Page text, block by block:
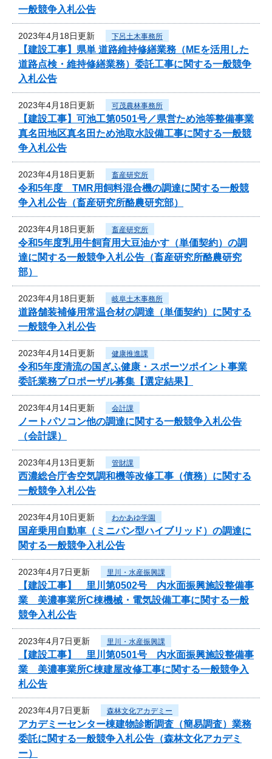
一般競争入札公告
2023年4月18日更新 下呂土木事務所
【建設工事】県単 道路維持修繕業務（MEを活用した
道路点検・維持修繕業務）委託工事に関する一般競争
入札公告
2023年4月18日更新 可茂農林事務所
【建設工事】可池工第0501号／県営ため池等整備事業
真名田地区真名田ため池取水設備工事に関する一般競
争入札公告
2023年4月18日更新 畜産研究所
令和5年度 TMR用飼料混合機の調達に関する一般競
争入札公告（畜産研究所酪農研究部）
2023年4月18日更新 畜産研究所
令和5年度乳用牛飼育用大豆油かす（単価契約）の調
達に関する一般競争入札公告（畜産研究所酪農研究
部）
2023年4月18日更新 岐阜土木事務所
道路舗装補修用常温合材の調達（単価契約）に関する
一般競争入札公告
2023年4月14日更新 健康推進課
令和5年度清流の国ぎふ健康・スポーツポイント事業
委託業務プロポーザル募集【選定結果】
2023年4月14日更新 会計課
ノートパソコン他の調達に関する一般競争入札公告
（会計課）
2023年4月13日更新 管財課
西濃総合庁舎空気調和機等改修工事（債務）に関する
一般競争入札公告
2023年4月10日更新 わかあゆ学園
国産乗用自動車（ミニバン型ハイブリッド）の調達に
関する一般競争入札公告
2023年4月7日更新 里川・水産振興課
【建設工事】 里川第0502号 内水面振興施設整備事
業 美濃事業所C棟機械・電気設備工事に関する一般
競争入札公告
2023年4月7日更新 里川・水産振興課
【建設工事】 里川第0501号 内水面振興施設整備事
業 美濃事業所C棟建屋改修工事に関する一般競争入
札公告
2023年4月7日更新 森林文化アカデミー
アカデミーセンター棟建物診断調査（簡易調査）業務
委託に関する一般競争入札公告（森林文化アカデミ
ー）